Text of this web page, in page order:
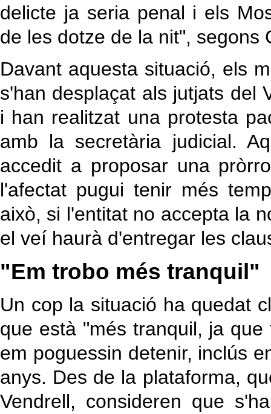
delicte ja seria penal i els
de les dotze de la nit", segons
Davant aquesta situació, els
s'han desplaçat als jutjats del
i han realitzat una protesta
amb la secretària judicial.
accedit a proposar una
l'afectat pugui tenir més
això, si l'entitat no accepta la
el veí haurà d'entregar les
"Em trobo més tranquil"
Un cop la situació ha quedat
que està "més tranquil, ja
em poguessin detenir, inclús
anys. Des de la plataforma,
Vendrell, consideren que